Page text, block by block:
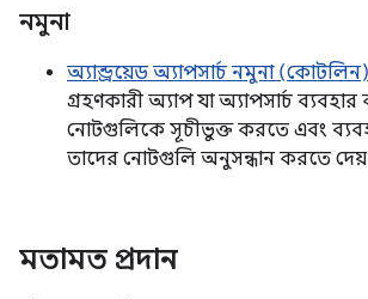
নমুনা
অ্যান্ড্রয়েড অ্যাপসার্চ নমুনা (কোটলিন)
গ্রহণকারী অ্যাপ যা অ্যাপসার্চ
নোটগুলিকে সূচীভুক্ত করতে এবং
তাদের নোটগুলি অনুসন্ধান করতে
মতামত প্রদান